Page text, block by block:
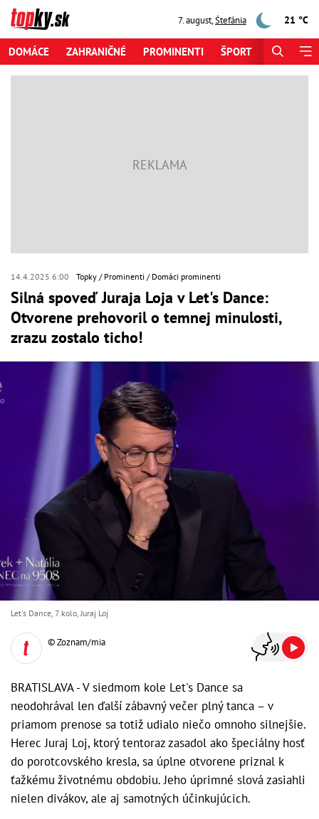
7. august,Štefánia 21 °C
DOMÁCE ZAHRANIČNÉ PROMINENTI ŠPORT
14.4.2025 6:00 Topky Prominenti Domáci prominenti
Silná spoveď Juraja Loja v Let's Dance:
Otvorene prehovoril o temnej minulosti,
zrazu zostalo ticho!
Let's Dance, 7.kolo, Juraj Loj
© Zoznam/mia
BRATISLAVA - V siedmom kole Let's Dance sa
neodohrával len ďalší zábavný večer plný tanca – v
priamom prenose sa totiž udialo niečo omnoho silnejšie.
Herec Juraj Loj, ktorý tentoraz zasadol ako špeciálny hosť
do porotcovského kresla, sa úplne otvorene priznal k
ťažkému životnému obdobiu. Jeho úprimné slová zasiahli
nielen divákov, ale aj samotných účinkujúcich.